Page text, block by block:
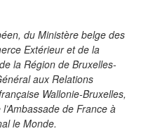
du Ministère belge des
Extérieur et de la
la Région de Bruxelles-
aux Relations
Wallonie-Bruxelles,
de France à
le Monde.